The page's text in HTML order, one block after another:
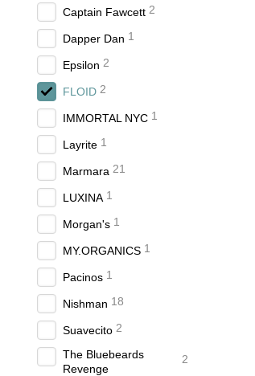
Captain Fawcett 2
Dapper Dan 1
Epsilon 2
FLOID 2
IMMORTAL NYC 1
Layrite 1
Marmara 21
LUXINA 1
Morgan's 1
MY.ORGANICS 1
Pacinos 1
Nishman 18
Suavecito 2
The Bluebeards
Revenge
2